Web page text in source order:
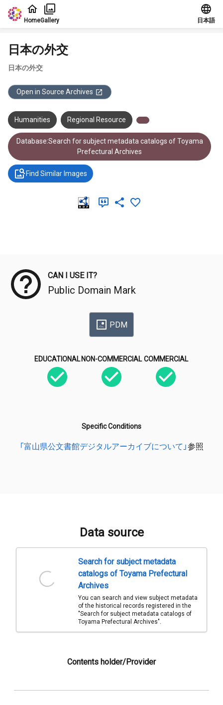
Jump to main content
HomeGallery 日本語
日本の外交
日本の外交
Open in Source Archives
Humanities Regional Resource
Database:Search for subject metadata catalogs of Toyama
Prefectural Archives
Find Similar Images
CAN I USE IT?
Public Domain Mark
PDM
EDUCATIONAL NON-COMMERCIAL COMMERCIAL
Specific Conditions
「富山県公文書館デジタルアーカイブについて」参照
Data source
Search for subject metadata
catalogs of Toyama Prefectural
Archives
You can search and view subject metadata
of the historical records registered in the
"Search for subject metadata catalogs of
Toyama Prefectural Archives".
Contents holder/Provider